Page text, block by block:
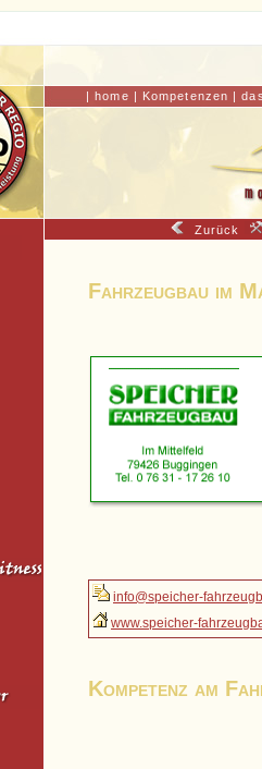
|home | Kompetenzen |
Zurück
Fahrzeugbau im
info@speicher-
www.speicher-
Kompetenz am